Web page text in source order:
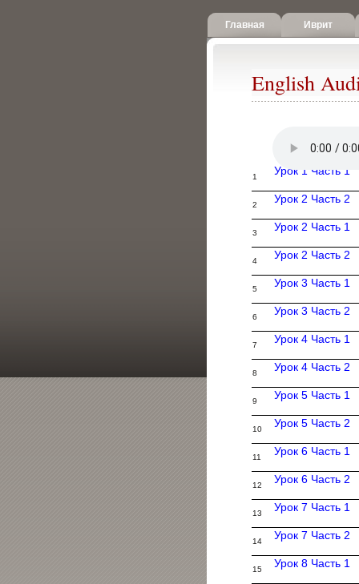
Главная Иврит
English
1 Урок 1 Часть 1
2 Урок 2 Часть 2
3 Урок 2 Часть 1
4 Урок 2 Часть 2
5 Урок 3 Часть 1
6 Урок 3 Часть 2
7 Урок 4 Часть 1
8 Урок 4 Часть 2
9 Урок 5 Часть 1
10 Урок 5 Часть 2
11 Урок 6 Часть 1
12 Урок 6 Часть 2
13 Урок 7 Часть 1
14 Урок 7 Часть 2
15 Урок 8 Часть 1